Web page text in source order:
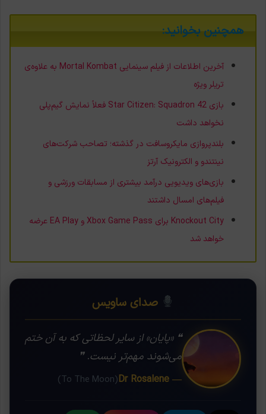
همچنین بخوانید:
آخرین اطلاعات از فیلم سینمایی Mortal Kombat به علاوه‌ی
تریلر ویژه
بازی Star Citizen: Squadron 42 فعلاً نمایش گیم‌پلی
نخواهد داشت
بلندپروازی مایکروسافت در گذشته؛ تصاحب شرکت‌های
نینتندو و الکترونیک آرتز
بازی‌های ویدیویی درآمد بیشتری از مسابقات ورزشی و
فیلم‌های امسال داشتند
Knockout City برای Xbox Game Pass و EA Play عرضه
خواهد شد
صدای ساویس
❝ «پایان» از سایر لحظاتی که به آن ختم
می‌شوند مهم‌تر نیست. ❞
— Dr Rosalene
(To The Moon)